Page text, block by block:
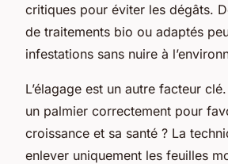
critiques pour éviter les dégâts.
de traitements bio ou adaptés
infestations sans nuire à
L’élagage est un autre facteur
un palmier correctement pour
croissance et sa santé ? La
enlever uniquement les feuilles